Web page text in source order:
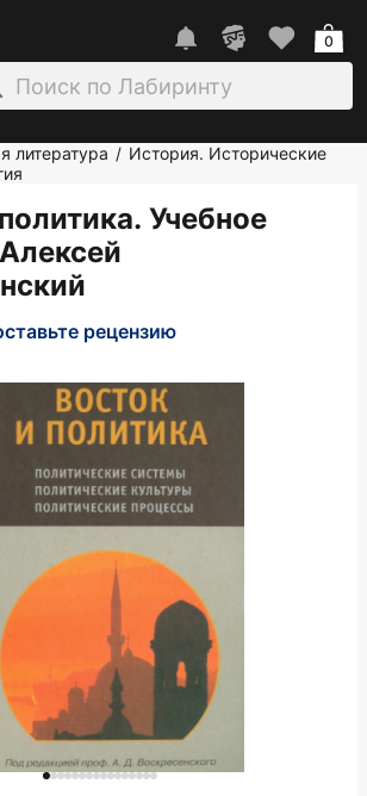
0
литература / История. Исторические
Учебное
рецензию